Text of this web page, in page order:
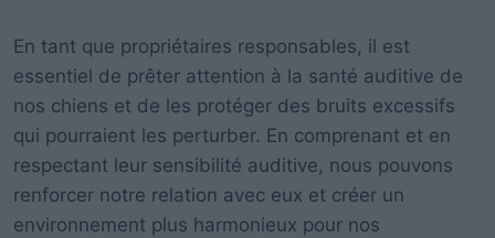
En tant que propriétaires responsables, il est
essentiel de prêter attention à la santé auditive de
nos chiens et de les protéger des bruits excessifs
qui pourraient les perturber. En comprenant et en
respectant leur sensibilité auditive, nous pouvons
renforcer notre relation avec eux et créer un
environnement plus harmonieux pour nos